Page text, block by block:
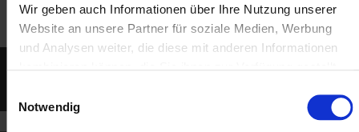
Wir geben auch Informationen über Ihre Nutzung unserer
Website an unsere Partner für soziale Medien, Werbung
und Analysen weiter, die diese mit anderen Informationen
gesammelt haben.
Notwendig